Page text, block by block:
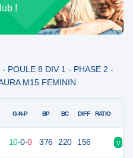
!
POULE 8 DIV 1 - PHASE 2 -
M15 FEMININ
G-N-P BP BC DIFF RATIO
10-0-0 376 220 156 V